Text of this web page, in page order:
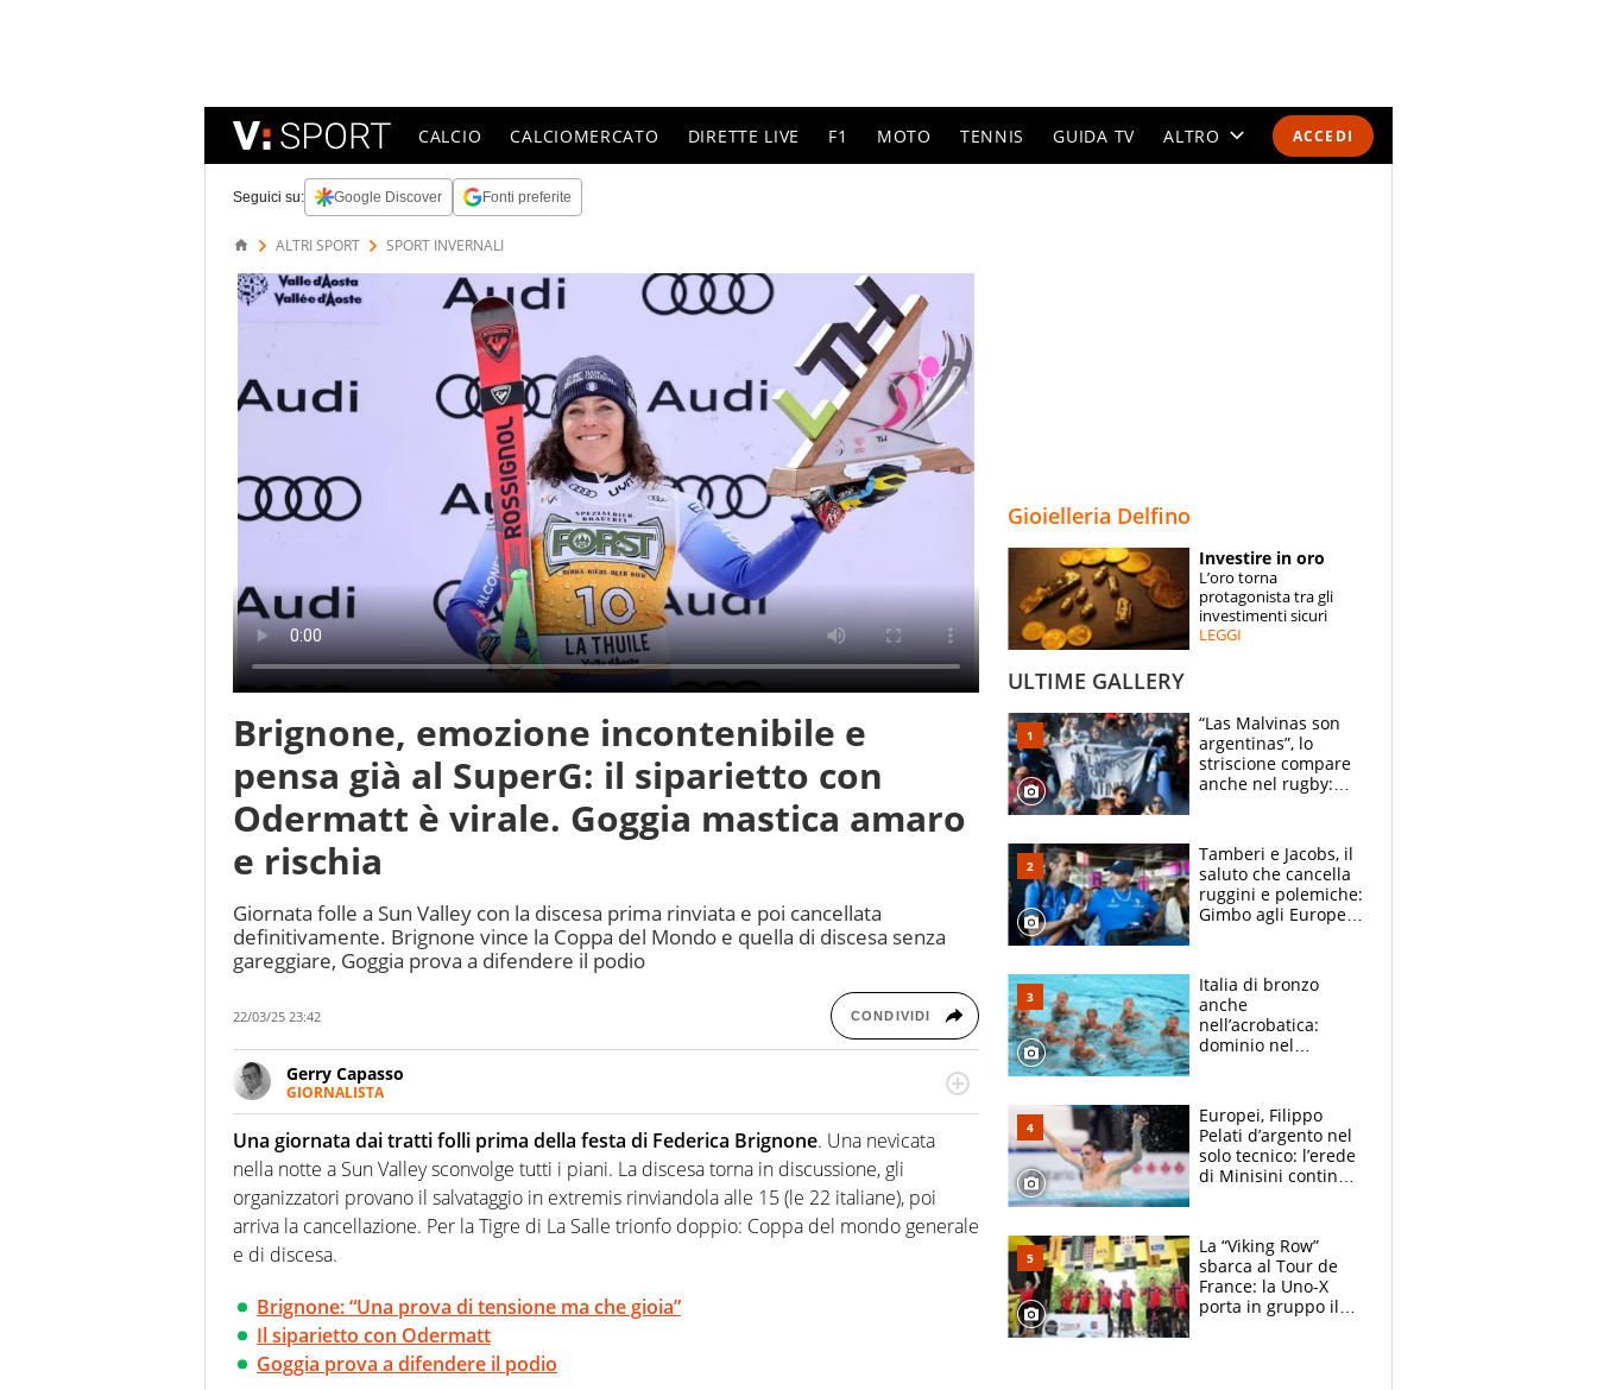
ACCEDI
CALCIO CALCIOMERCATO DIRETTE LIVE F1 MOTO TENNIS GUIDA TV ALTRO
SPECIALI
ESPERTI
Seguici su: Google Discover Fonti preferite
ALTRI SPORT SPORT INVERNALI
Brignone, emozione incontenibile e
pensa già al SuperG: il siparietto con
Odermatt è virale. Goggia mastica amaro
e rischia
Giornata folle a Sun Valley con la discesa prima rinviata e poi cancellata
definitivamente. Brignone vince la Coppa del Mondo e quella di discesa senza
gareggiare, Goggia prova a difendere il podio
22/03/25 23:42 CONDIVIDI
Gerry Capasso
GIORNALISTA
Per lui gli sport americani non hanno segreti: basket, football, baseball e la capacità
innata di trovare la notizia dove altri non vedono granché
Una giornata dai tratti folli prima della festa di Federica Brignone. Una nevicata
nella notte a Sun Valley sconvolge tutti i piani. La discesa torna in discussione, gli
organizzatori provano il salvataggio in extremis rinviandola alle 15 (le 22 italiane), poi
arriva la cancellazione. Per la Tigre di La Salle trionfo doppio: Coppa del mondo generale
e di discesa.
Brignone: “Una prova di tensione ma che gioia”
Il siparietto con Odermatt
Goggia prova a difendere il podio
Gioielleria Delfino
Investire in oro
L’oro torna
protagonista tra gli
investimenti sicuri
LEGGI
ULTIME GALLERY
“Las Malvinas son
argentinas”, lo
striscione compare
anche nel rugby:
un caso
Tamberi e Jacobs, il
saluto che cancella
ruggini e polemiche:
Gimbo agli Europei
Italia di bronzo
anche
nell’acrobatica:
dominio nel
e compagni
continuare
Europei, Filippo
Pelati d’argento nel
solo tecnico: l’erede
di Minisini continua
mirino
La “Viking Row”
sbarca al Tour de
France: la Uno-X
porta in gruppo il